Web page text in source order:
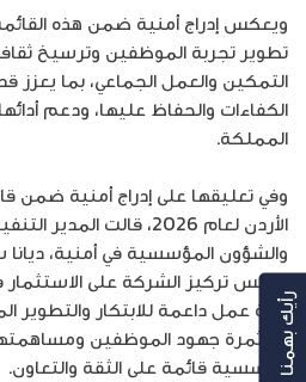
ويعكس إدراج أمنية ضمن هذه
تطوير تجربة الموظفين وترسيخ
التمكين والعمل الجماعي، بما يعزز
الكفاءات والحفاظ عليها، ودعم
المملكة.
وفي تعليقها على إدراج أمنية ضمن
الأردن لعام 2026، قالت
والشؤون المؤسسية في أمنية،
يعكس تركيز الشركة على الاستثمار
بيئة عمل داعمة للابتكار والتطوير
هو ثمرة جهود الموظفين
مؤسسية قائمة على الثقة والتعاون.رأيك بهمنا